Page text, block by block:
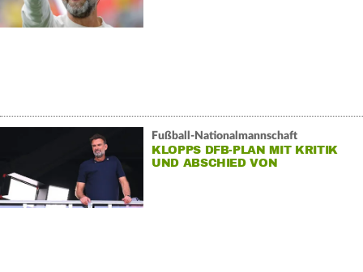
Fußball-Nationalmannschaft
KLOPPS DFB-PLAN MIT KRITIK
UND ABSCHIED VON